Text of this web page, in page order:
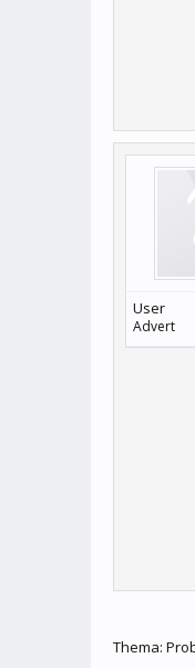
User
Advert
Thema: